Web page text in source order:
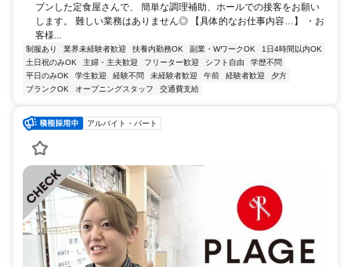
プンした定食屋さんで、 簡単な調理補助、ホールでの接客をお願い
します。 難しい業務はありません◎ 【具体的なお仕事内容…】 ・お
客様...
制服あり 業界未経験者歓迎 扶養内勤務OK 副業・WワークOK
1日4時間以内OK
土日祝のみOK
主婦・主夫歓迎 フリーター歓迎 シフト自由
学歴不問
平日のみOK
学生歓迎 経験不問 未経験者歓迎 午前 経験者歓迎
夕方
ブランクOK
オープニングスタッフ 交通費支給
アルバイト・パート